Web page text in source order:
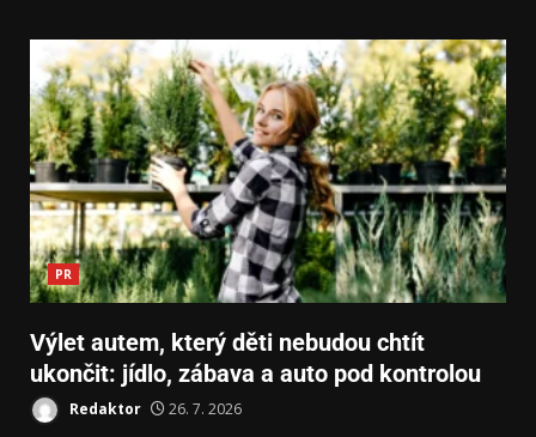
PR
Výlet autem, který děti nebudou chtít
ukončit: jídlo, zábava a auto pod kontrolou
Redaktor 26. 7. 2026